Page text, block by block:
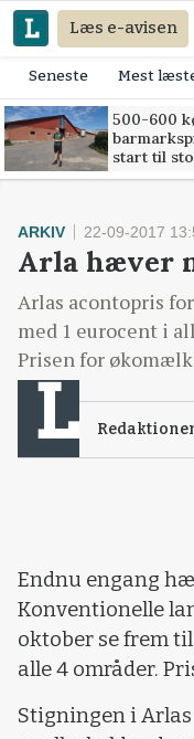
Læs e-avisen
Seneste Mest
500-600
start til
ARKIV 22-09-2017
Arla hæver
Arlas acontopris
med 1 eurocent i
Prisen for
Endnu engang
Konventionelle
oktober se frem
alle 4 områder.
Stigningen i